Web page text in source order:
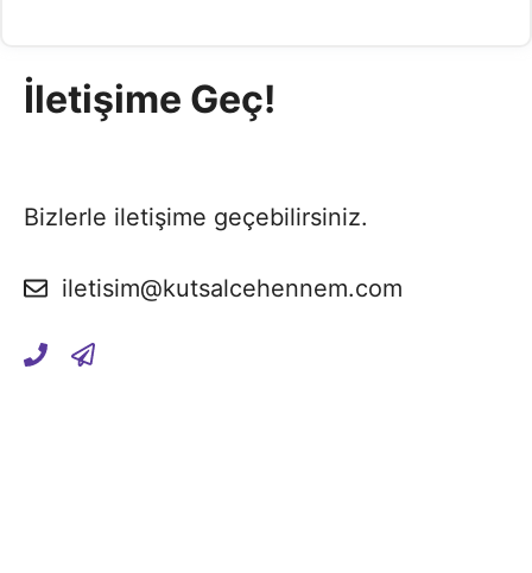
İletişime Geç!
Bizlerle iletişime geçebilirsiniz.
iletisim@kutsalcehennem.com